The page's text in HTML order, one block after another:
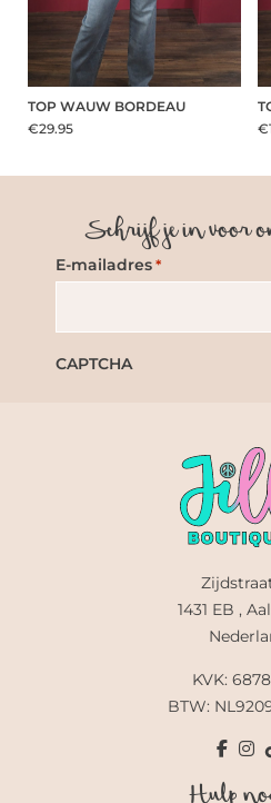
TOP WAUW BORDEAU
€29.95
Schrijf je in voor
E-mailadres *
CAPTCHA
1431 EB ,
KVK:
BTW:
Hulp